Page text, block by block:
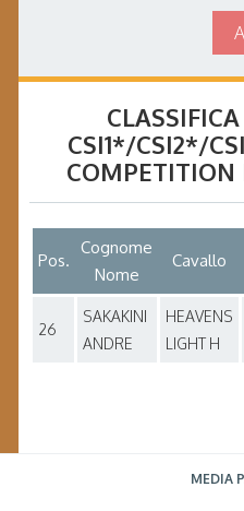
CSI1*/CSI2*/
Pos.
Cognome
Nome
Cavallo
26
SAKAKINI
ANDRE
HEAVENS
LIGHT H
MEDIA